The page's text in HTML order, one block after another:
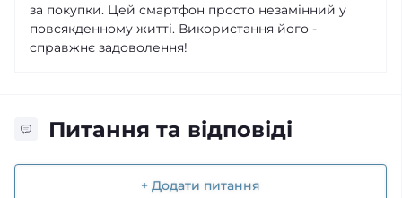
за покупки. Цей смартфон просто незамінний у
повсякденному житті. Використання його -
справжнє задоволення!
Питання та відповіді
+ Додати питання